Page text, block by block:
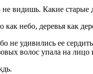
не видишь. Какие
небо, деревья как
не удивились ее
волос упала на